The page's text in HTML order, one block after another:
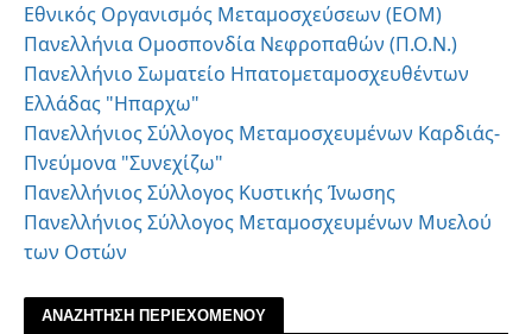
Εθνικός Οργανισμός Μεταμοσχεύσεων (ΕΟΜ)
Πανελλήνια Ομοσπονδία Νεφροπαθών (Π.Ο.Ν.)
Πανελλήνιο Σωματείο Ηπατομεταμοσχευθέντων
Ελλάδας "Ηπαρχω"
Πανελλήνιος Σύλλογος Μεταμοσχευμένων Καρδιάς-
Πνεύμονα "Συνεχίζω"
Πανελλήνιος Σύλλογος Κυστικής Ίνωσης
Πανελλήνιος Σύλλογος Μεταμοσχευμένων Μυελού
των Οστών
ΑΝΑΖΗΤΗΣΗ ΠΕΡΙΕΧΟΜΕΝΟΥ